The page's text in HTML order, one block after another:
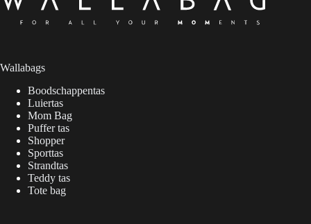
Wallabags
Boodschappentas
Luiertas
Mom Bag
Puffer tas
Shopper
Sporttas
Strandtas
Teddy tas
Tote bag